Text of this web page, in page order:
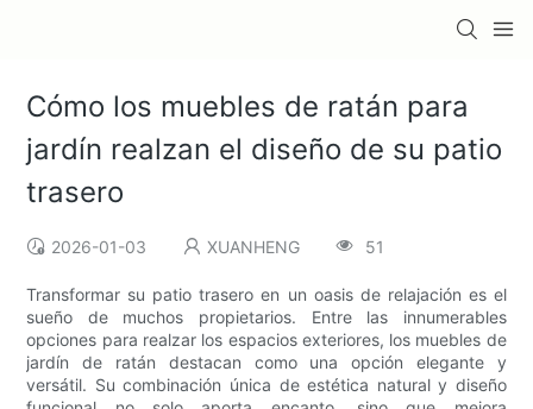
Cómo los muebles de ratán para
jardín realzan el diseño de su patio
trasero
2026-01-03 XUANHENG 51
Transformar su patio trasero en un oasis de relajación es el
sueño de muchos propietarios. Entre las innumerables
opciones para realzar los espacios exteriores, los muebles de
jardín de ratán destacan como una opción elegante y
versátil. Su combinación única de estética natural y diseño